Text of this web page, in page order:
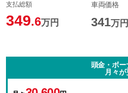
支払総額
349.6万円
車両価格
341万円
頭金・ボ
月々が